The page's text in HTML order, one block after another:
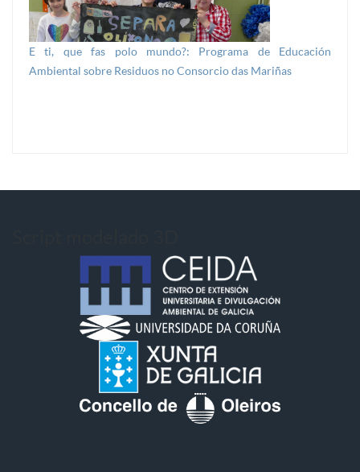
E ti, que fas polo mundo?: Programa de Educación
Ambiental sobre Residuos no Consorcio das Mariñas